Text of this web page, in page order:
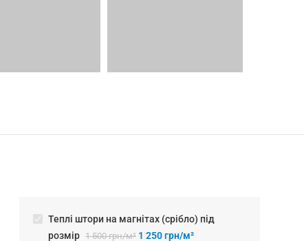
Теплі штори на магнітах (срібло) пiд
розмiр 1 500грн/м² 1 250грн/м²